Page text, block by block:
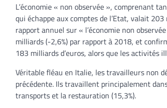
L’économie « non observée », comprenant
qui échappe aux comptes de l’Etat, valait 203
rapport annuel sur « l’économie non
milliards (-2,6%) par rapport à 2018, et
183 milliards d’euros, alors que les activités
Véritable fléau en Italie, les travailleurs non
précédente. Ils travaillent principalement
transports et la restauration (15,3%).